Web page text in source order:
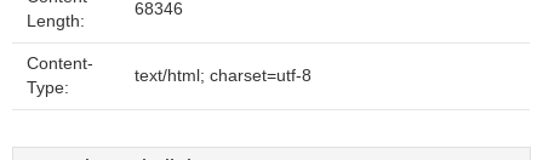
Length:
68346
Content-
Type:
text/html; charset=utf-8